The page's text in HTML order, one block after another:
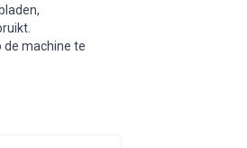
de machine te